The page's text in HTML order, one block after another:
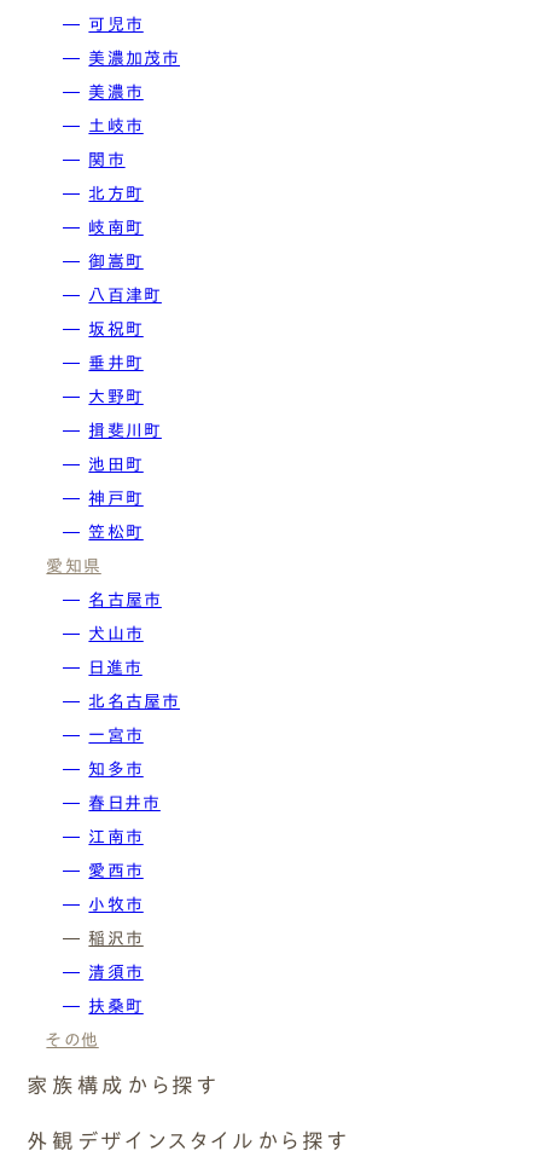
C値 0.5以下
( Type )
建物タイプ
平屋
平屋暮らしができる2階建て
2階建て
3階建て
リノベーション・リフォーム
( Price )
1,500~2,000万円
2,000〜2,500万円
3,000〜3,500万円
可児市
美濃加茂市
美濃市
土岐市
関市
北⽅町
岐南町
御嵩町
⼋百津町
坂祝町
垂井町
⼤野町
揖斐川町
池⽥町
神⼾町
笠松町
愛知県
名古屋市
犬山市
日進市
北名古屋市
一宮市
知多市
春日井市
江南市
愛西市
小牧市
稲沢市
清須市
扶桑町
その他
家族構成から探す
1世帯
外観デザインスタイルから探す